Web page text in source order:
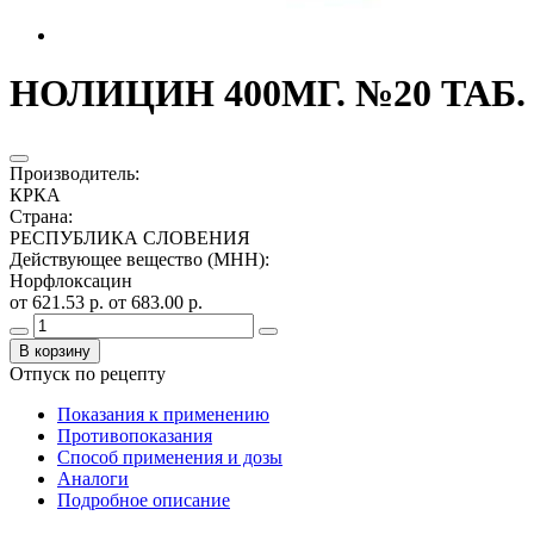
НОЛИЦИН 400МГ. №20
Производитель:
КРКА
Страна:
РЕСПУБЛИКА СЛОВЕНИЯ
Действующее вещество (МНН):
Норфлоксацин
от 621.53 р. от 683.00 р.
В корзину
Отпуск по рецепту
Показания к применению
Противопоказания
Способ применения и дозы
Аналоги
Подробное описание